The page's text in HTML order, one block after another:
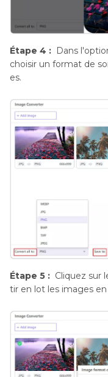
Étape 4 : Dans
choisir un format de
es.
Étape 5 : Cliquez sur
tir en lot les images